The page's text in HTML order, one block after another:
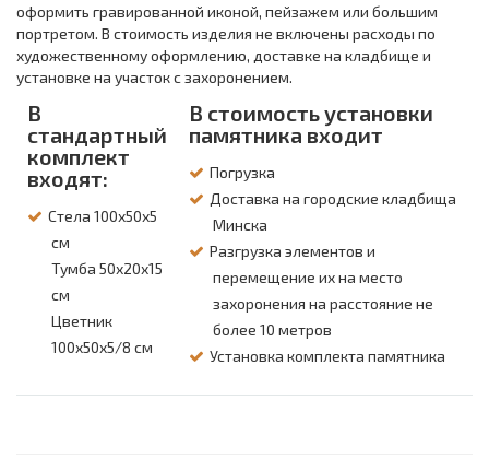
оформить гравированной иконой, пейзажем или большим
портретом. В стоимость изделия не включены расходы по
художественному оформлению, доставке на кладбище и
установке на участок с захоронением.
В
стандартный
комплект
входят:
Стела 100х50х5
см
Тумба 50х20х15
см
Цветник
100х50х5/8 см
В стоимость установки
памятника входит
Погрузка
Доставка на городские кладбища
Минска
Разгрузка элементов и
перемещение их на место
захоронения на расстояние не
более 10 метров
Установка комплекта памятника